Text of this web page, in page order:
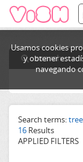
Usamos cookies
y obtener
navegando
search
Search terms:tree
16 Results
APPLIED FILTERS